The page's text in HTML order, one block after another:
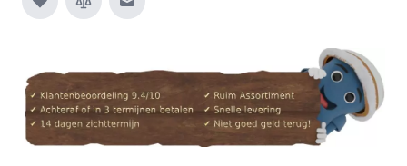
E-mail naar een vriend